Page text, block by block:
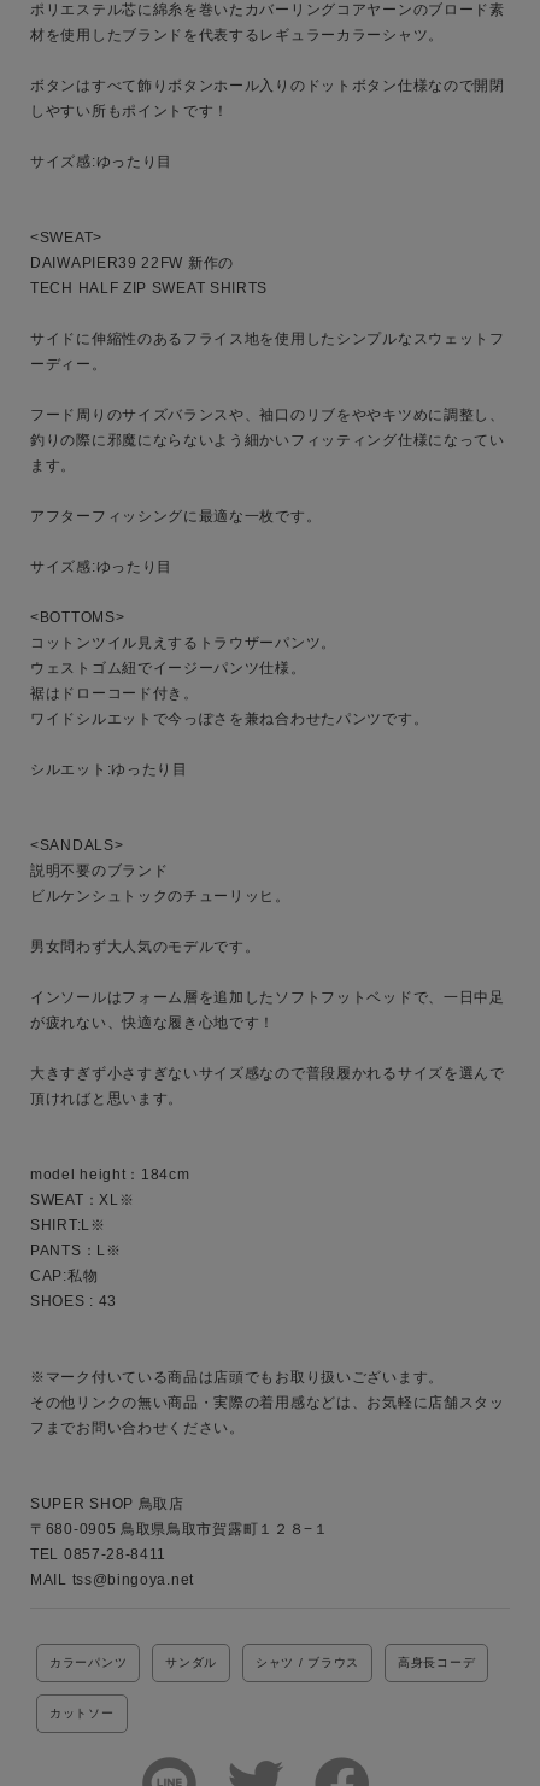
性別
サイズ
ポリエステル芯に綿糸を巻いたカバーリングコアヤーンのブロード素
材を使用したブランドを代表するレギュラーカラーシャツ。
ボタンはすべて飾りボタンホール入りのドットボタン仕様なので開閉
しやすい所もポイントです！
サイズ感:ゆったり目
<SWEAT>
DAIWAPIER39 22FW 新作の
TECH HALF ZIP SWEAT SHIRTS
サイドに伸縮性のあるフライス地を使用したシンプルなスウェットフ
ーディー。
フード周りのサイズバランスや、袖口のリブをややキツめに調整し、
釣りの際に邪魔にならないよう細かいフィッティング仕様になってい
ます。
アフターフィッシングに最適な一枚です。
サイズ感:ゆったり目
<BOTTOMS>
コットンツイル見えするトラウザーパンツ。
ウェストゴム紐でイージーパンツ仕様。
裾はドローコード付き。
ワイドシルエットで今っぽさを兼ね合わせたパンツです。
シルエット:ゆったり目
<SANDALS>
説明不要のブランド
ビルケンシュトックのチューリッヒ。
男女問わず大人気のモデルです。
インソールはフォーム層を追加したソフトフットベッドで、一日中足
が疲れない、快適な履き心地です！
大きすぎず小さすぎないサイズ感なので普段履かれるサイズを選んで
頂ければと思います。
model height：184cm
SWEAT：XL※
SHIRT:L※
PANTS：L※
CAP:私物
SHOES : 43
※マーク付いている商品は店頭でもお取り扱いございます。
その他リンクの無い商品・実際の着用感などは、お気軽に店舗スタッ
フまでお問い合わせください。
SUPER SHOP 鳥取店
〒680-0905 鳥取県鳥取市賀露町１２８−１
TEL 0857-28-8411
MAIL tss@bingoya.net
カラーパンツ サンダル シャツ / ブラウス 高身長コーデ
カットソー